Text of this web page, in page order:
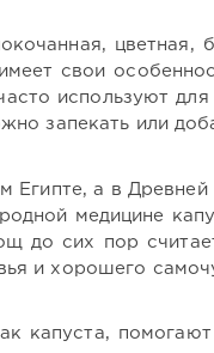
свои
используют
запекать или
а в Древней
медицине
до сих пор
и хорошего
капуста,